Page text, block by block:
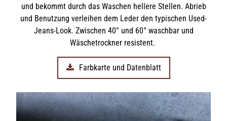
und bekommt durch das Waschen hellere Stellen. Abrieb
und Benutzung verleihen dem Leder den typischen Used-
Jeans-Look. Zwischen 40° und 60° waschbar und
Wäschetrockner resistent.
Farbkarte und Datenblatt